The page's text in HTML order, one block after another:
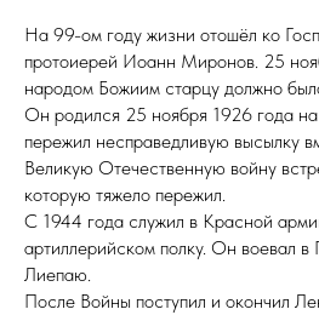
На 99-ом году жизни отошёл ко
протоиерей Иоанн Миронов. 25
народом Божиим старцу должно
Он родился 25 ноября 1926 года
пережил несправедливую высылку
Великую Отечественную войну
которую тяжело пережил.
С 1944 года служил в Красной
артиллерийском полку. Он воевал
Лиепаю.
После Войны поступил и окончил